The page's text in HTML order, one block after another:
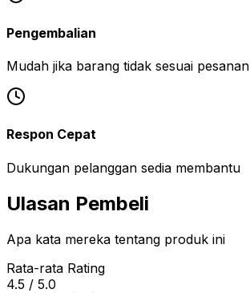
Pengembalian
Mudah jika barang tidak sesuai pesanan
Respon Cepat
Dukungan pelanggan sedia membantu
Ulasan Pembeli
Apa kata mereka tentang produk ini
Rata-rata Rating
4.5 / 5.0